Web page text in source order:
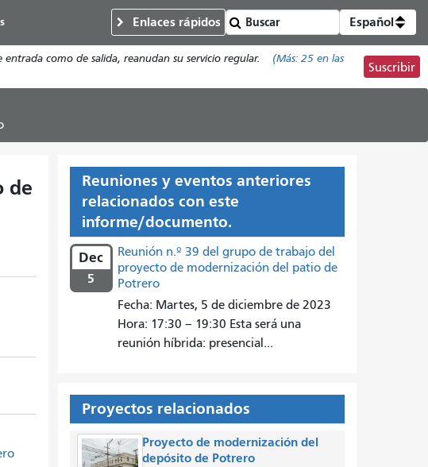
Enlaces rápidos Español
como de salida, reanudan su servicio regular. (Más: 25 en las
Suscribir
de
Reuniones y eventos anteriores
relacionados con este
informe/documento.
Dec
5
Reunión n.º 39 del grupo de trabajo del
proyecto de modernización del patio de
Potrero
Fecha: Martes, 5 de diciembre de 2023
Hora: 17:30 – 19:30 Esta será una
reunión híbrida: presencial...
Proyectos relacionados
Proyecto de modernización del
depósito de Potrero